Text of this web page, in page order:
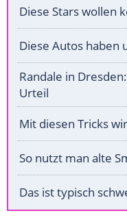
Diese Stars wollen
Diese Autos haben
Randale in
Urteil
Mit diesen Tricks
So nutzt man alte
Das ist typisch